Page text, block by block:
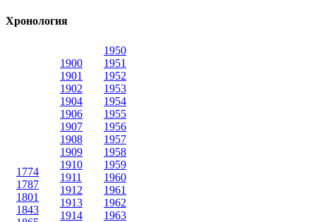
Хронология
1774
1787
1801
1843
1900
1901
1902
1904
1906
1907
1908
1909
1910
1911
1912
1913
1914
1950
1951
1952
1953
1954
1955
1956
1957
1958
1959
1960
1961
1962
1963